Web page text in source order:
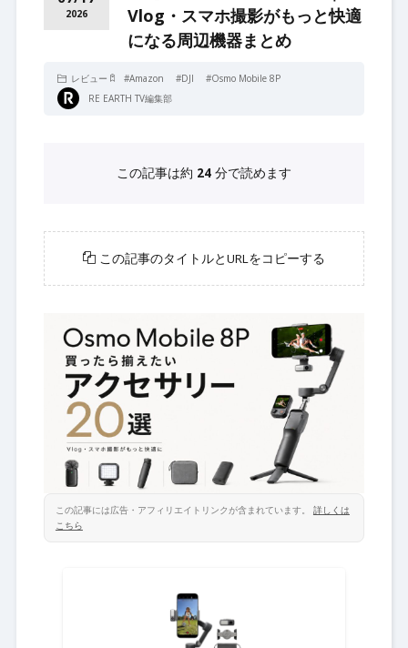
2026
Vlog・スマホ撮影がもっと快適
になる周辺機器まとめ
レビュー #Amazon #DJI #Osmo Mobile 8P
RE EARTH TV編集部
この記事は約 24 分で読めます
この記事のタイトルとURLをコピーする
この記事には広告・アフィリエイトリンクが含まれています。 詳しくは
こちら